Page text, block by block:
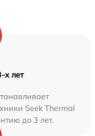
х лет
Seek Thermal
до 3 лет.